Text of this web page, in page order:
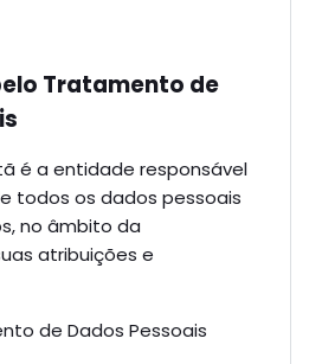
Tratamento de
é a entidade responsável
todos os dados pessoais
no âmbito da
atribuições e
de Dados Pessoais